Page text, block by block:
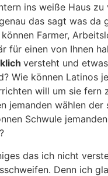
ins weiße Haus
das sagt was da
Farmer,
für einen von Ihnen
versteht und
Wie können Latinos
will um sie fern
jemanden wählen
Schwule
das ich nicht
Denn ich